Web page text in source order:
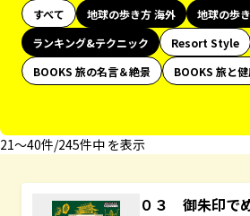
すべて 地球の歩き方 海外 地球の歩
ランキング&テクニック
Resort Style
BOOKS 旅の名言＆絶景
BOOKS 旅と
21〜40件/245件中 を表示
０３ 御朱印で